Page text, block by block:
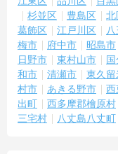
杉並区
豊島区 北
葛飾区
江戸川区
梅市
府中市 昭島市
日野市
東村山市
和市
清瀬市 東久留
村市
あきる野市 西
出町
西多摩郡檜原村
三宅村
八丈島八丈町